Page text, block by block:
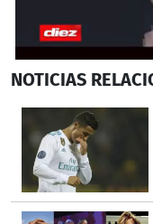
seconds
51
seconds
NOTICIAS